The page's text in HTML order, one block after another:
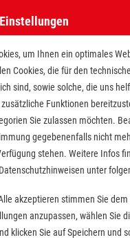
(m/
Standort(e):
um Ihnen ein optimales
Cookies, die für den
sind, sowie solche, die uns
Funktionen
Sie zulassen möchten.
gegebenenfalls nicht
stehen. Weitere Infos
unter
akzeptieren stimmen Sie dem
anzupassen, wählen Sie
klicken Sie auf Speichern und